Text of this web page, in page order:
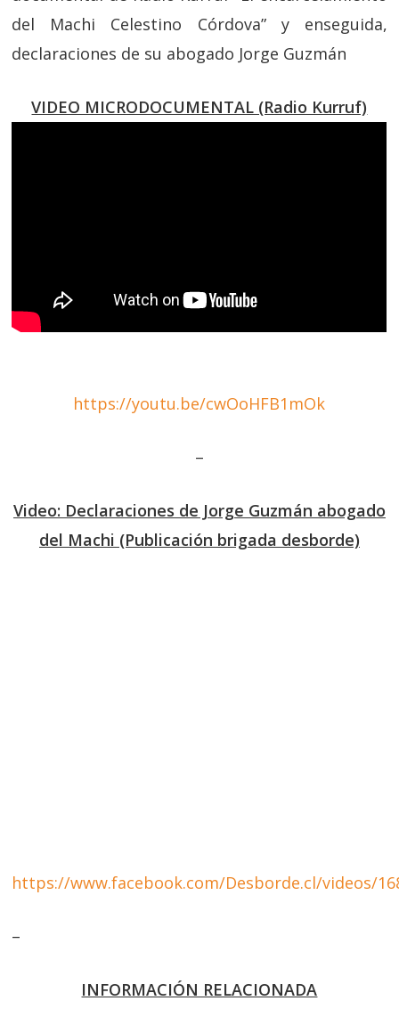
del Machi Celestino Córdova” y enseguida,
declaraciones de su abogado Jorge Guzmán
VIDEO MICRODOCUMENTAL (Radio Kurruf)
https://youtu.be/cwOoHFB1mOk
–
Video: Declaraciones de Jorge Guzmán abogado
del Machi (Publicación brigada desborde)
https://www.facebook.com/Desborde.cl/videos/
–
INFORMACIÓN RELACIONADA